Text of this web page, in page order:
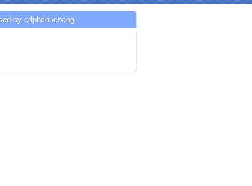
by cdphchucnang